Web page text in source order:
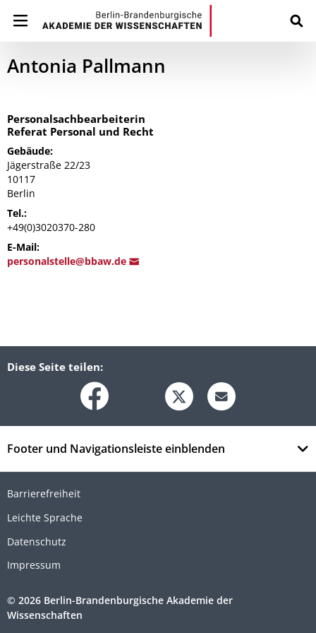
Antonia Pallmann
Personalsachbearbeiterin
Referat Personal und Recht
Gebäude:
Jägerstraße 22/23
10117
Berlin
Tel.:
+49(0)3020370-280
E-Mail:
personalstelle@bbaw.de
Diese Seite teilen:
Footer und Navigationsleiste einblenden
Barrierefreiheit
Leichte Sprache
Datenschutz
Impressum
© 2026 Berlin-Brandenburgische Akademie der
Wissenschaften